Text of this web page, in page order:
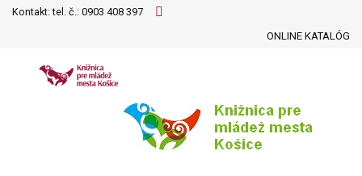
Kontakt: tel. č.: 0903 408 397
ONLINE KATALÓG